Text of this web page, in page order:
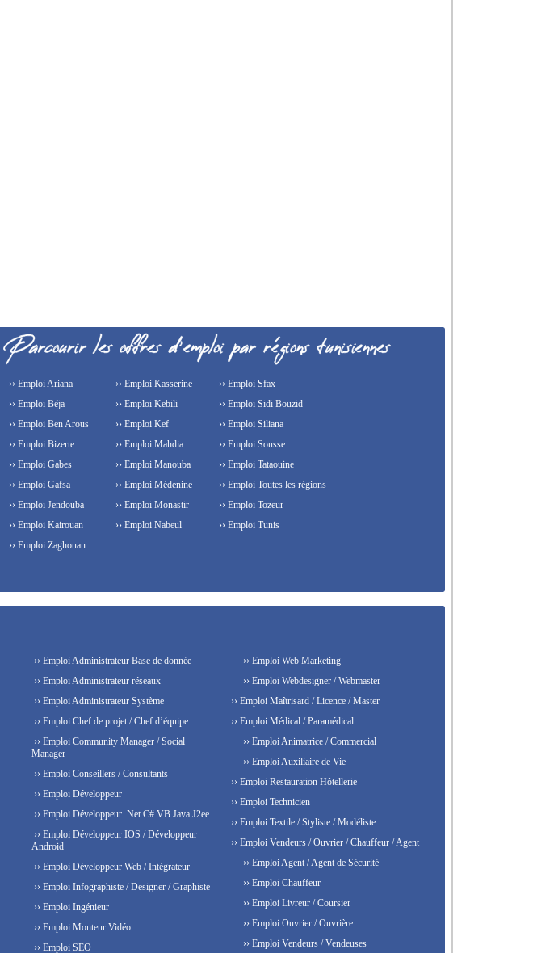
›› Emploi Ariana
›› Emploi Béja
›› Emploi Ben Arous
›› Emploi Bizerte
›› Emploi Gabes
›› Emploi Gafsa
›› Emploi Jendouba
›› Emploi Kairouan
›› Emploi Kasserine
›› Emploi Kebili
›› Emploi Kef
›› Emploi Mahdia
›› Emploi Manouba
›› Emploi Médenine
›› Emploi Monastir
›› Emploi Nabeul
›› Emploi Sfax
›› Emploi Sidi Bouzid
›› Emploi Siliana
›› Emploi Sousse
›› Emploi Tataouine
›› Emploi Toutes les régions
›› Emploi Tozeur
›› Emploi Tunis
›› Emploi Zaghouan
›› Emploi Administrateur Base de donnée
›› Emploi Administrateur réseaux
›› Emploi Administrateur Système
›› Emploi Chef de projet / Chef d’équipe
›› Emploi Community Manager / Social
Manager
›› Emploi Conseillers / Consultants
›› Emploi Développeur
›› Emploi Développeur .Net C# VB Java J2ee
›› Emploi Développeur IOS / Développeur
Android
›› Emploi Développeur Web / Intégrateur
›› Emploi Infographiste / Designer / Graphiste
›› Emploi Ingénieur
›› Emploi Monteur Vidéo
›› Emploi SEO
›› Emploi Web Marketing
›› Emploi Webdesigner / Webmaster
›› Emploi Maîtrisard / Licence / Master
›› Emploi Médical / Paramédical
›› Emploi Animatrice / Commercial
›› Emploi Auxiliaire de Vie
›› Emploi Restauration Hôtellerie
›› Emploi Technicien
›› Emploi Textile / Styliste / Modéliste
›› Emploi Vendeurs / Ouvrier / Chauffeur / Agent
›› Emploi Agent / Agent de Sécurité
›› Emploi Chauffeur
›› Emploi Livreur / Coursier
›› Emploi Ouvrier / Ouvrière
›› Emploi Vendeurs / Vendeuses